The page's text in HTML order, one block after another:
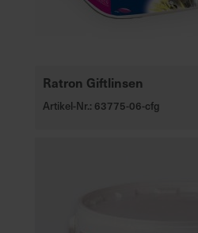
Ratron Giftlinsen
Artikel-Nr.: 63775-06-cfg